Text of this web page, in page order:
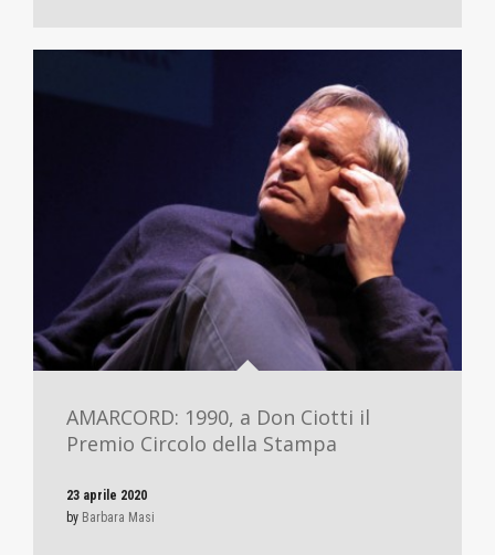
AMARCORD: 1990, a Don Ciotti il
Premio Circolo della Stampa
23 aprile 2020
by Barbara Masi